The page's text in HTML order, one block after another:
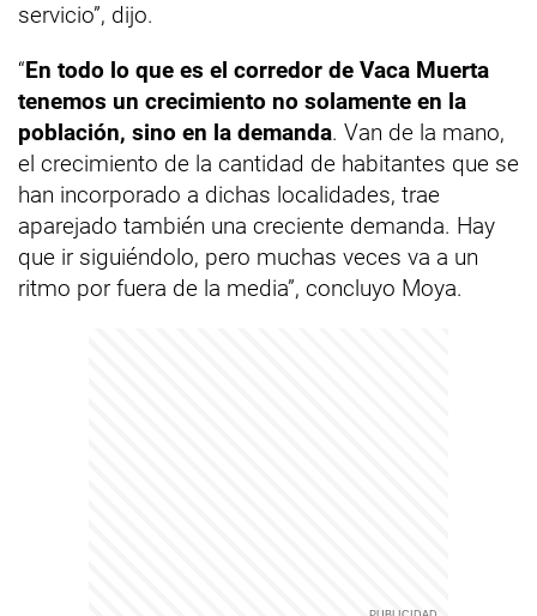
servicio”, dijo.
“En todo lo que es el corredor de Vaca Muerta
tenemos un crecimiento no solamente en la
población, sino en la demanda. Van de la mano,
el crecimiento de la cantidad de habitantes que se
han incorporado a dichas localidades, trae
aparejado también una creciente demanda. Hay
que ir siguiéndolo, pero muchas veces va a un
ritmo por fuera de la media”, concluyo Moya.